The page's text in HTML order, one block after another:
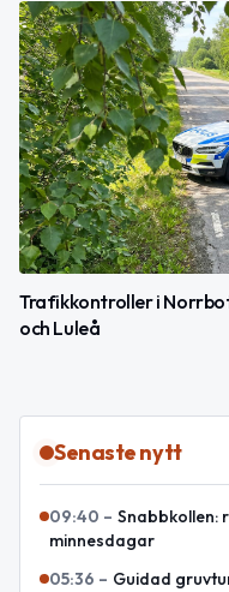
Trafikkontroller i
och Luleå
Senaste nytt
09:40 – Snabbkollen:
minnesdagar
05:36 – Guidad